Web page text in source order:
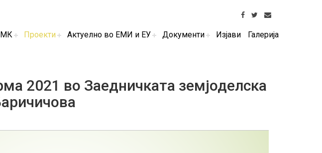
Проекти Актуелно во ЕМИ и ЕУ Документи Изјави Галерија
2021 во Заедничката земјоделска